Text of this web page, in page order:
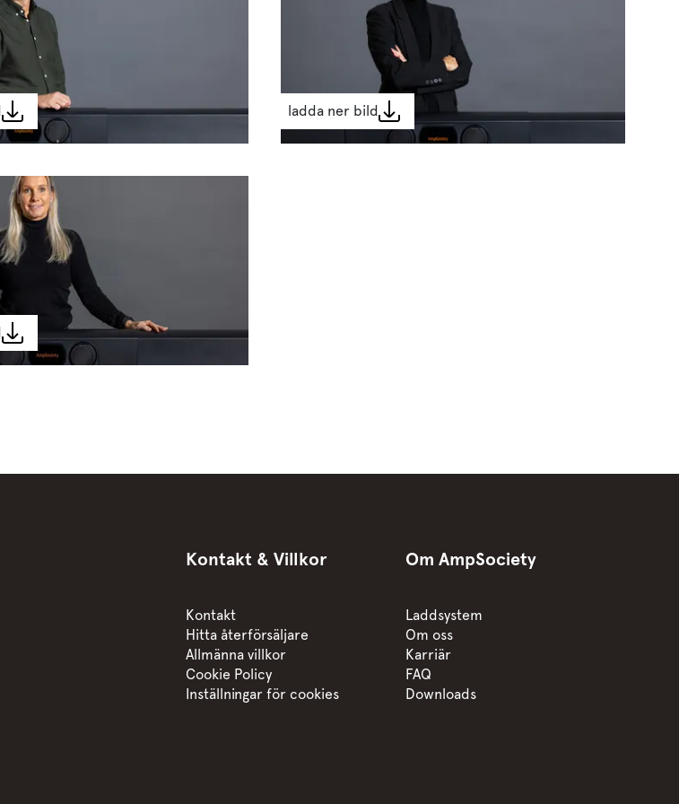
ladda ner bild
Kontakt & Villkor
Kontakt
Hitta återförsäljare
Allmänna villkor
Cookie Policy
Inställningar för cookies
Om AmpSociety
Laddsystem
Om oss
Karriär
FAQ
Downloads